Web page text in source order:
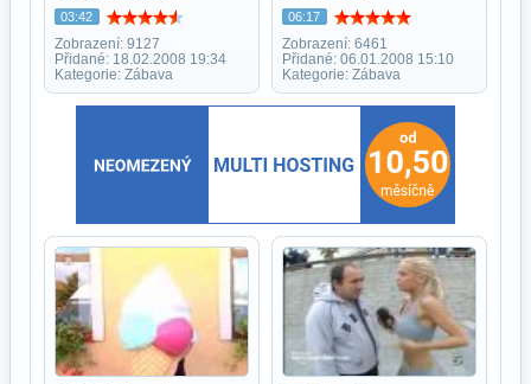
03:42
Zobrazení: 9127
Přidané: 18.02.2008 19:34
Kategorie: Zábava
06:17
Zobrazení: 6461
Přidané: 06.01.2008 15:10
Kategorie: Zábava